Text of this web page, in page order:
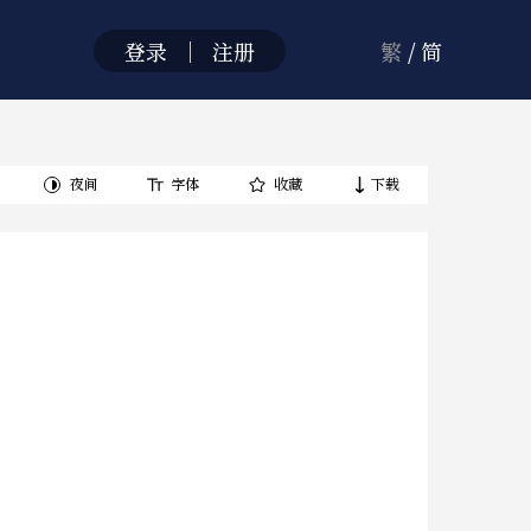
登录 ｜ 注册 繁 /简
夜间 字体 收藏 下载